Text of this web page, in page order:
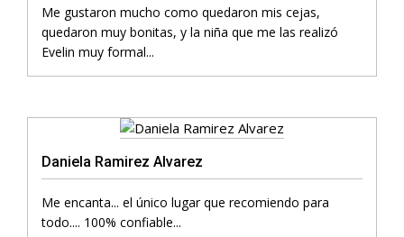
Me gustaron mucho como quedaron mis cejas,
quedaron muy bonitas, y la niña que me las realizó
Evelin muy formal...
Daniela Ramirez Alvarez
Me encanta... el único lugar que recomiendo para
todo.... 100% confiable...